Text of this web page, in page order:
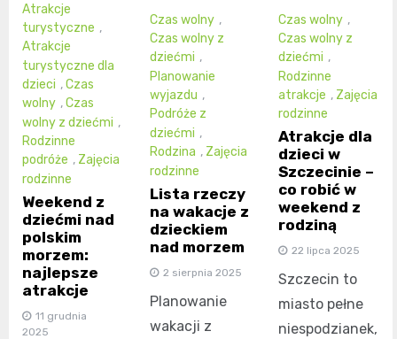
Atrakcje
turystyczne ,
Atrakcje
turystyczne dla
dzieci ,Czas
wolny ,Czas
wolny z dziećmi ,
Rodzinne
podróże , Zajęcia
rodzinne
Weekend z
dziećmi nad
polskim
morzem:
najlepsze
atrakcje
11 grudnia
2025
Czas wolny ,
Czas wolny z
dziećmi ,
Planowanie
wyjazdu ,
Podróże z
dziećmi ,
Rodzina , Zajęcia
rodzinne
Lista rzeczy
na wakacje z
dzieckiem
nad morzem
2 sierpnia 2025
Planowanie
wakacji z
Czas wolny ,
Czas wolny z
dziećmi ,
Rodzinne
atrakcje , Zajęcia
rodzinne
Atrakcje dla
dzieci w
Szczecinie –
co robić w
weekend z
rodziną
22 lipca 2025
Szczecin to
miasto pełne
niespodzianek,